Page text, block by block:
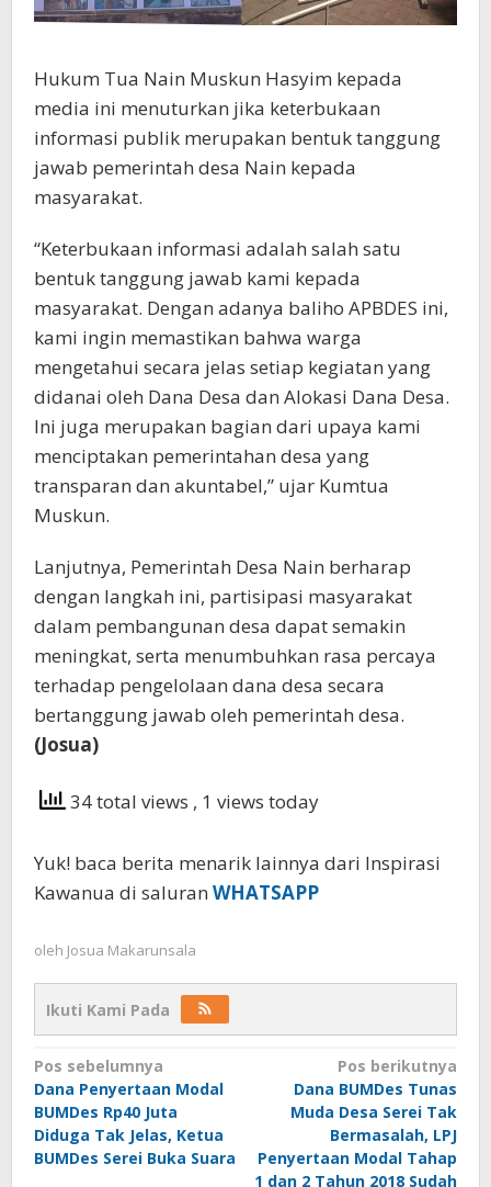
Hukum Tua Nain Muskun Hasyim kepada
media ini menuturkan jika keterbukaan
informasi publik merupakan bentuk tanggung
jawab pemerintah desa Nain kepada
masyarakat.
“Keterbukaan informasi adalah salah satu
bentuk tanggung jawab kami kepada
masyarakat. Dengan adanya baliho APBDES ini,
kami ingin memastikan bahwa warga
mengetahui secara jelas setiap kegiatan yang
didanai oleh Dana Desa dan Alokasi Dana Desa.
Ini juga merupakan bagian dari upaya kami
menciptakan pemerintahan desa yang
transparan dan akuntabel,” ujar Kumtua
Muskun.
Lanjutnya, Pemerintah Desa Nain berharap
dengan langkah ini, partisipasi masyarakat
dalam pembangunan desa dapat semakin
meningkat, serta menumbuhkan rasa percaya
terhadap pengelolaan dana desa secara
bertanggung jawab oleh pemerintah desa.
(Josua)
34 total views , 1 views today
Yuk! baca berita menarik lainnya dari Inspirasi
Kawanua di saluran WHATSAPP
oleh Josua Makarunsala
Ikuti Kami Pada
Navigasi
pos
Pos sebelumnya
Dana Penyertaan Modal
BUMDes Rp40 Juta
Diduga Tak Jelas, Ketua
BUMDes Serei Buka Suara
Pos berikutnya
Dana BUMDes Tunas
Muda Desa Serei Tak
Bermasalah, LPJ
Penyertaan Modal Tahap
1 dan 2 Tahun 2018 Sudah